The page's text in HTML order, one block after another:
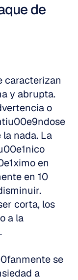
de
caracterizan
y abrupta.
o
nada. La
en
en 10
corta, los
a la
se
a